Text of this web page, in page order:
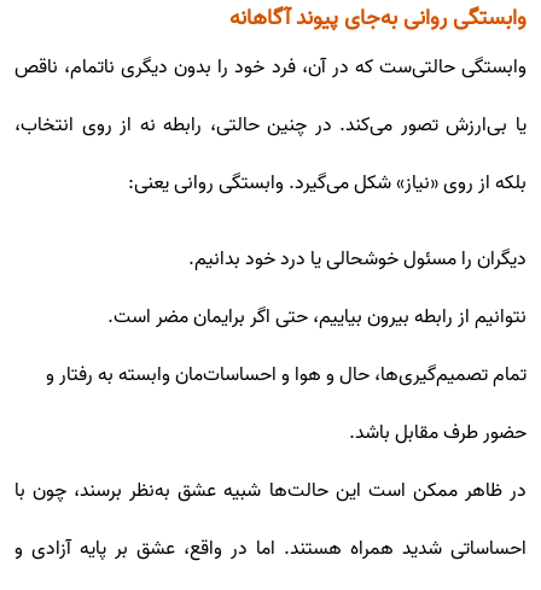
وابستگی روانی به‌جای پیوند آگاهانه
وابستگی حالتی‌ست که در آن، فرد خود را بدون دیگری ناتمام، ناقص
یا بی‌ارزش تصور می‌کند. در چنین حالتی، رابطه نه از روی انتخاب،
بلکه از روی «نیاز» شکل می‌گیرد. وابستگی روانی یعنی:
دیگران را مسئول خوشحالی یا درد خود بدانیم.
نتوانیم از رابطه بیرون بیاییم، حتی اگر برایمان مضر است.
تمام تصمیم‌گیری‌ها، حال و هوا و احساسات‌مان وابسته به رفتار و
حضور طرف مقابل باشد.
در ظاهر ممکن است این حالت‌ها شبیه عشق به‌نظر برسند، چون با
احساساتی شدید همراه هستند. اما در واقع، عشق بر پایه آزادی و